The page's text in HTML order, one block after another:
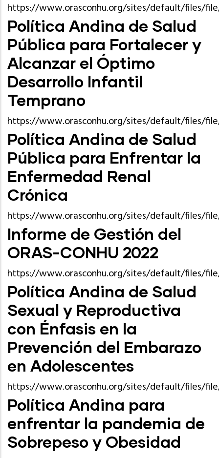
https://www.orasconhu.org/sites/default/files/
Política Andina de Salud
Pública para Fortalecer y
Alcanzar el Óptimo
Desarrollo Infantil
Temprano
https://www.orasconhu.org/sites/default/files/
Política Andina de Salud
Pública para Enfrentar la
Enfermedad Renal
Crónica
https://www.orasconhu.org/sites/default/files/
Informe de Gestión del
ORAS-CONHU 2022
https://www.orasconhu.org/sites/default/files/
Política Andina de Salud
Sexual y Reproductiva
con Énfasis en la
Prevención del Embarazo
en Adolescentes
https://www.orasconhu.org/sites/default/files/
Política Andina para
enfrentar la pandemia de
Sobrepeso y Obesidad